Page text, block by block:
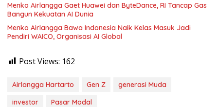
Menko Airlangga Gaet Huawei dan ByteDance, RI Tancap Gas
Bangun Kekuatan AI Dunia
Menko Airlangga Bawa Indonesia Naik Kelas Masuk Jadi
Pendiri WAICO, Organisasi AI Global
Post Views: 162
Airlangga Hartarto Gen Z
generasi Muda
investor
Pasar Modal